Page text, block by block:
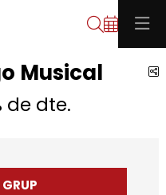
Cerca
Musical
de dte.
GRUP